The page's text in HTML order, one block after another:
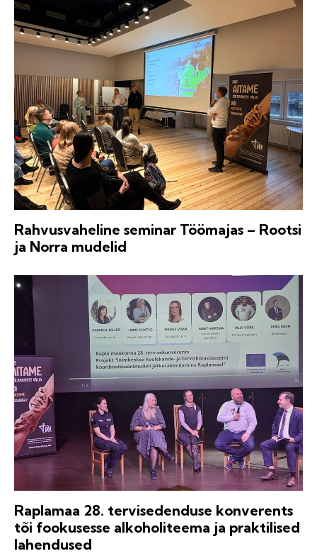
Rahvusvaheline seminar Töömajas – Rootsi
ja Norra mudelid
Raplamaa 28. tervisedenduse konverents
tõi fookusesse alkoholiteema ja praktilised
lahendused